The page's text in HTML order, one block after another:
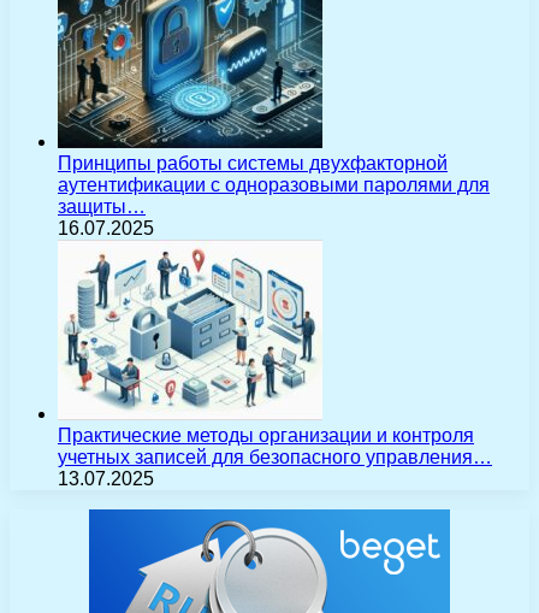
Принципы работы системы двухфакторной
аутентификации с одноразовыми паролями для
защиты…
16.07.2025
Практические методы организации и контроля
учетных записей для безопасного управления…
13.07.2025